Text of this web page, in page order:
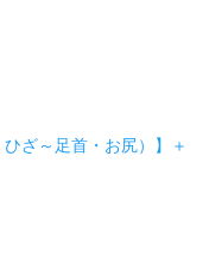
ざ～足首・お尻）】＋